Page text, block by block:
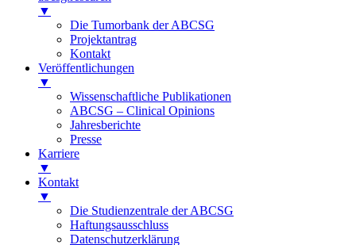
▼
Die Tumorbank der ABCSG
Projektantrag
Kontakt
Veröffentlichungen
▼
Wissenschaftliche Publikationen
ABCSG – Clinical Opinions
Jahresberichte
Presse
Karriere
▼
Kontakt
▼
Die Studienzentrale der ABCSG
Haftungsausschluss
Datenschutzerklärung